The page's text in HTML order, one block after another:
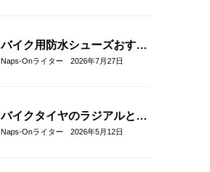
バイク用防水シューズおすす
め18選！雨の日も快適なライ
Naps-Onライター 2026年7月27日
バイクタイヤのラジアルとバ
イアスの違いとは？特徴・選
Naps-Onライター 2026年5月12日